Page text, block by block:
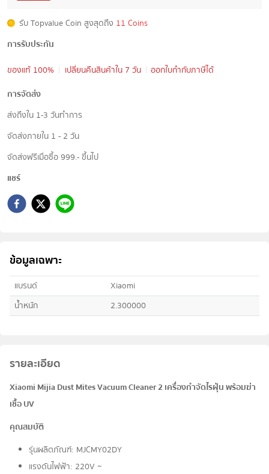
รับ Topvalue Coin สูงสุดถึง 11 Coins
การรับประกัน
ของแท้ 100%
เปลี่ยนคืนสินค้าใน 7 วัน
ออกใบกำกับภาษีได้
การจัดส่ง
ส่งถึงใน 1-3 วันทำการ
จัดส่งภายใน 1 - 2 วัน
จัดส่งฟรีเมื่อซื้อ 999.- ขึ้นไป
แชร์
ข้อมูลเฉพาะ
แบรนด์
Xiaomi
น้ำหนัก
2.300000
รายละเอียด
Xiaomi Mijia Dust Mites Vacuum Cleaner 2 เครื่องกำจัดไรฝุ่น พร้อมฆ่า
เชื้อ UV
คุณสมบัติ
รุ่นผลิตภัณฑ์: MJCMY02DY
แรงดันไฟฟ้า: 220V ~